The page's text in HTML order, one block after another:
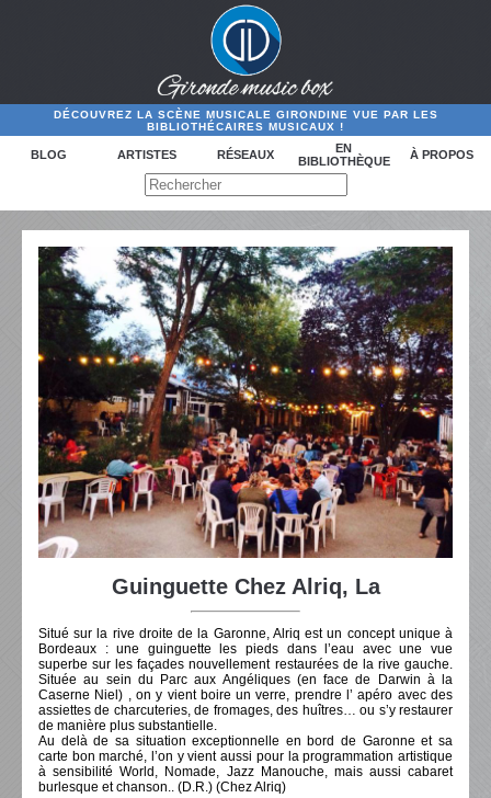
DÉCOUVREZ LA SCÈNE MUSICALE GIRONDINE VUE PAR LES
BIBLIOTHÉCAIRES MUSICAUX !
BLOG ARTISTES RÉSEAUX
EN
BIBLIOTHÈQUE
À PROPOS
Guinguette Chez Alriq, La
Situé sur la rive droite de la Garonne, Alriq est un concept unique à
Bordeaux : une guinguette les pieds dans l’eau avec une vue
superbe sur les façades nouvellement restaurées de la rive gauche.
Située au sein du Parc aux Angéliques (en face de Darwin à la
Caserne Niel) , on y vient boire un verre, prendre l’ apéro avec des
assiettes de charcuteries, de fromages, des huîtres… ou s’y restaurer
de manière plus substantielle.
Au delà de sa situation exceptionnelle en bord de Garonne et sa
carte bon marché, l’on y vient aussi pour la programmation artistique
à sensibilité World, Nomade, Jazz Manouche, mais aussi cabaret
burlesque et chanson.. (D.R.) (Chez Alriq)